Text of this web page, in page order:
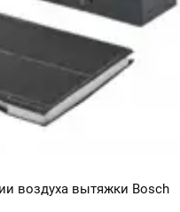
воздуха вытяжки Bosch